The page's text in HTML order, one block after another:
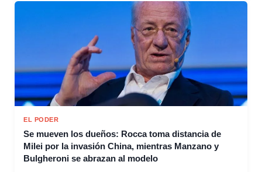
EL PODER
Se mueven los dueños: Rocca toma distancia de
Milei por la invasión China, mientras Manzano y
Bulgheroni se abrazan al modelo